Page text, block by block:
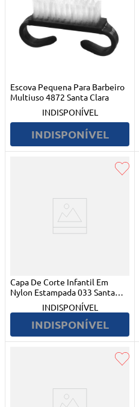
Escova Pequena Para Barbeiro
Multiuso 4872 Santa Clara
INDISPONÍVEL
INDISPONÍVEL
Capa De Corte Infantil Em
Nylon Estampada 033 Santa
INDISPONÍVEL
INDISPONÍVEL